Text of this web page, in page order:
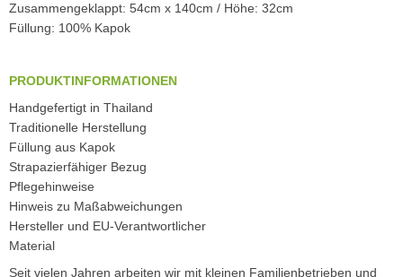
Zusammengeklappt: 54cm x 140cm / Höhe: 32cm
Füllung: 100% Kapok
PRODUKTINFORMATIONEN
Handgefertigt in Thailand
Traditionelle Herstellung
Füllung aus Kapok
Strapazierfähiger Bezug
Pflegehinweise
Hinweis zu Maßabweichungen
Hersteller und EU-Verantwortlicher
Material
Seit vielen Jahren arbeiten wir mit kleinen Familienbetrieben und